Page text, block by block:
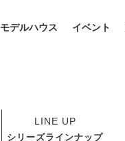
モデルハウス イベント
LINE UP
シリーズラインナップ